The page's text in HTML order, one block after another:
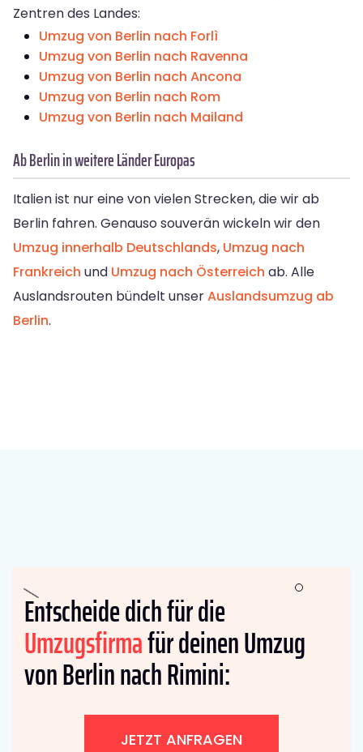
Zentren des Landes:
Umzug von Berlin nach Forlì
Umzug von Berlin nach Ravenna
Umzug von Berlin nach Ancona
Umzug von Berlin nach Rom
Umzug von Berlin nach Mailand
Ab Berlin in weitere Länder Europas
Italien ist nur eine von vielen Strecken, die wir ab
Berlin fahren. Genauso souverän wickeln wir den
Umzug innerhalb Deutschlands, Umzug nach
Frankreich und Umzug nach Österreich ab. Alle
Auslandsrouten bündelt unserAuslandsumzug ab
Berlin.
Entscheide dich für die
Umzugsfirmafür deinen Umzug
von Berlin nach Rimini:
JETZT ANFRAGEN